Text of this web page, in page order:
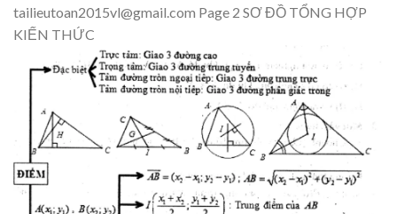
tailieutoan2015vl@gmail.com Page 2 SƠ ĐỒ TỔNG HỢP
KIẾN THỨC